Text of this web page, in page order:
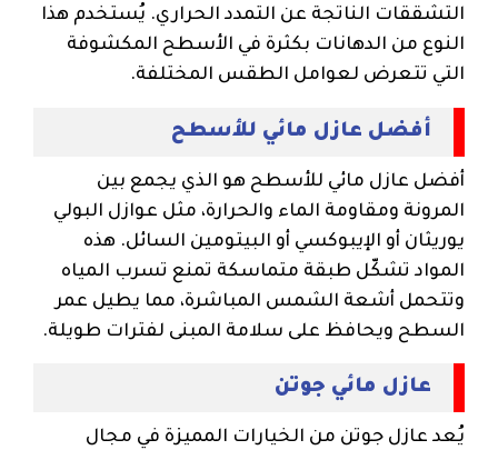
التشققات الناتجة عن التمدد الحراري. يُستخدم هذا
النوع من الدهانات بكثرة في الأسطح المكشوفة
التي تتعرض لعوامل الطقس المختلفة.
أفضل عازل مائي للأسطح
أفضل عازل مائي للأسطح هو الذي يجمع بين
المرونة ومقاومة الماء والحرارة، مثل عوازل البولي
يوريثان أو الإيبوكسي أو البيتومين السائل. هذه
المواد تشكّل طبقة متماسكة تمنع تسرب المياه
وتتحمل أشعة الشمس المباشرة، مما يطيل عمر
السطح ويحافظ على سلامة المبنى لفترات طويلة.
عازل مائي جوتن
يُعد عازل جوتن من الخيارات المميزة في مجال